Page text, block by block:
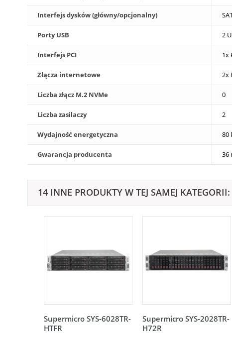
Interfejs dysków (główny/opcjonalny)
Porty USB 2
Interfejs PCI 1x
Złącza internetowe 2x
Liczba złącz M.2 NVMe 0
Liczba zasilaczy 2
Wydajność energetyczna 80
Gwarancja producenta 36
14 INNE PRODUKTY W TEJ SAMEJ KATEGORII:
Supermicro SYS-6028TR-
HTFR
Supermicro SYS-2028TR-
H72R